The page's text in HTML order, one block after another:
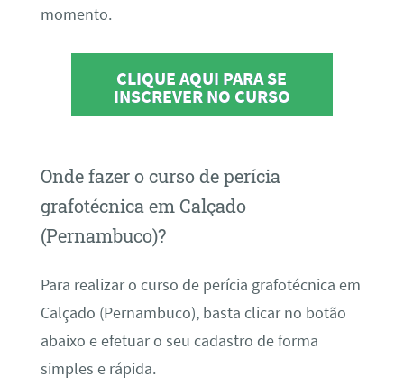
momento.
CLIQUE AQUI PARA SE
INSCREVER NO CURSO
Onde fazer o curso de perícia
grafotécnica em Calçado
(Pernambuco)?
Para realizar o curso de perícia grafotécnica em
Calçado (Pernambuco), basta clicar no botão
abaixo e efetuar o seu cadastro de forma
simples e rápida.